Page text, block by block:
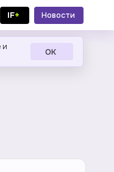
IF+
Новости
в MAX
и
ОК